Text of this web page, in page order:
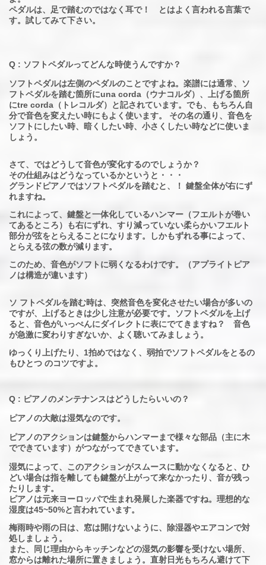
ペダルは、足で踏むのではなく耳で！ とはよく言われる言葉で
す。試してみて下さい。
Q : ソフトペダルってどんな時使うんですか？
ソフトペダルは左側のペダルのことですよね。楽譜には通常、ソ
フトペダルを踏む箇所にuna corda（ウナコルダ）、上げる箇所
にtre corda（トレコルダ）と記されています。でも、もちろん自
分で音色を変えたい時にもよく使います。 その名の通り、音色を
ソフトにしたい時、暗くしたい時、小さくしたい時などに使いま
しょう。
さて、ではどうして音色が変化するのでしょうか？
その仕組みはどうなっているかというと・・・
グランドピアノではソフトペダルを踏むと、！ 鍵盤全体が右にず
れますね。
これによって、鍵盤と一体化しているハンマー（フエルトが巻い
てあるところ）も右にずれ、すり減っていない柔らかいフエルト
部分が弦をとらえることになります。しかもずれる事によって、
とらえる弦の数が減ります。
このため、音色がソフトに弱くなるわけです。（アプライトピア
ノは構造が違います）
ソ フトペダルを踏む時は、突然音色を変化させたい場合が多いの
ですが、上げるときは少し注意が必要です。ソフトペダルを上げ
ると、音色がいっぺんにダイレクトに表にでてきますね？ 音色
が急激に変わりすぎないか、よく聴いてみましょう。
ゆっくり上げたり、1拍めではなく、弱拍でソフトペダルをとるの
もひとつ のコツですよ。
Q : ピアノのメンテナンスはどうしたらいいの？
ピアノの大敵は湿気なのです。
ピアノのアクションは鍵盤からハンマーまで様々な部品（主に木
でできています）がつながってできています。
湿気によって、このアクションがスムースに動かなくなると、ひ
どい場合は指を離しても鍵盤が上がって来なかったり、音が残っ
たりします。
ピアノは元来ヨーロッパで生まれ発展した楽器ですね。理想的な
湿度は45~50%と言われています。
梅雨時や雨の日は、窓は開けないように、除湿器やエアコンで対
処しましょう。
また、同じ理由からキッチンなどの湿気の影響を受けない場所、
窓からは離れた場所に置きましょう。直射日光もちろん避けて下